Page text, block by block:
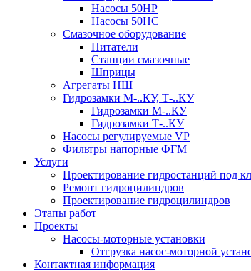
Насосы 50НР
Насосы 50НС
Смазочное оборудование
Питатели
Станции смазочные
Шприцы
Агрегаты НШ
Гидрозамки М-..КУ, Т-..КУ
Гидрозамки М-..КУ
Гидрозамки Т-..КУ
Насосы регулируемые VP
Фильтры напорные ФГМ
Услуги
Проектирование гидростанций под
Ремонт гидроцилиндров
Проектирование гидроцилиндров
Этапы работ
Проекты
Насосы-моторные установки
Отгрузка насос-моторной
Контактная информация